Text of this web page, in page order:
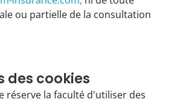
ou partielle de la consultation
des cookies
réserve la faculté d'utiliser des